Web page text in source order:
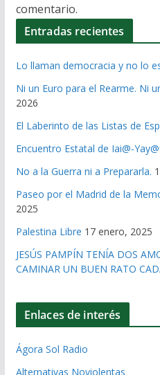
comentario.
Entradas recientes
Lo llaman democracia y no lo
Ni un Euro para el Rearme. Ni
2026
El Laberinto de las Listas de
Encuentro Estatal de Iai@-
No a la Guerra ni a Prepararla.
Paseo por el Madrid de la
2025
Palestina Libre 17 enero, 2025
JESÚS PAMPÍN TENÍA DOS
CAMINAR UN BUEN RATO
Enlaces de interés
Ágora Sol Radio
Alternativas Noviolentas